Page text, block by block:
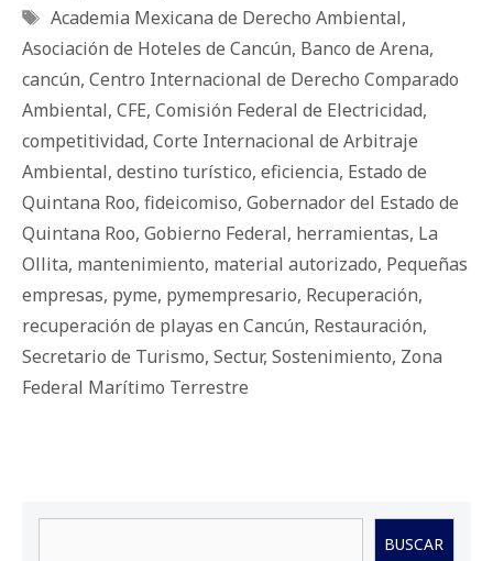
Etiquetas
Academia Mexicana de Derecho Ambiental,
Asociación de Hoteles de Cancún, Banco de Arena,
cancún, Centro Internacional de Derecho Comparado
Ambiental, CFE, Comisión Federal de Electricidad,
competitividad, Corte Internacional de Arbitraje
Ambiental, destino turístico, eficiencia, Estado de
Quintana Roo, fideicomiso, Gobernador del Estado de
Quintana Roo, Gobierno Federal, herramientas, La
Ollita, mantenimiento, material autorizado, Pequeñas
empresas, pyme, pymempresario, Recuperación,
recuperación de playas en Cancún, Restauración,
Secretario de Turismo, Sectur, Sostenimiento, Zona
Federal Marítimo Terrestre
BUSCAR